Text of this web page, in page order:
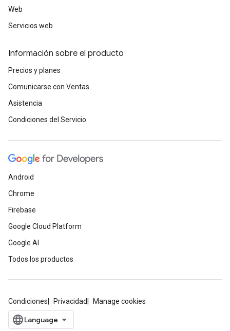
Web
Servicios web
Información sobre el producto
Precios y planes
Comunicarse con Ventas
Asistencia
Condiciones del Servicio
Android
Chrome
Firebase
Google Cloud Platform
Google AI
Todos los productos
Condiciones Privacidad Manage cookies